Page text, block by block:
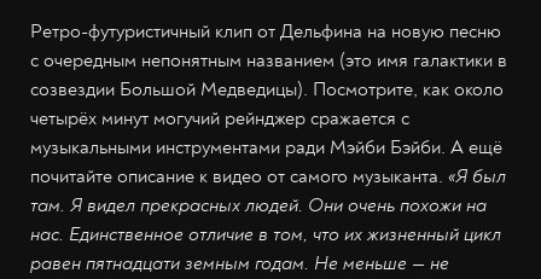
Ретро-футуристичный клип от Дельфина на новую песню
с очередным непонятным названием (это имя галактики в
созвездии Большой Медведицы). Посмотрите, как около
четырёх минут могучий рейнджер сражается с
музыкальными инструментами ради Мэйби Бэйби. А ещё
почитайте описание к видео от самого музыканта. «Я был
там. Я видел прекрасных людей. Они очень похожи на
нас. Единственное отличие в том, что их жизненный цикл
равен пятнадцати земным годам. Не меньше — не